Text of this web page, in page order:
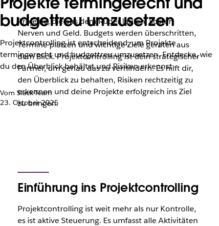
budgettreu umzusetzen
Projektcontrolling ist entscheidend, um Projekte
termingerecht und budgettreu umzusetzen. Entdecke, wie
du den Überblick behältst und Risiken erkennst
Vom Slack-Team
23. Oktober 2025
Projekte, die aus dem Ruder laufen, kosten
Nerven und Geld. Budgets werden überschritten,
Termine platzen und wichtige Ziele geraten aus
dem Blick. Projektcontrolling ist dein strategischer
Partner, um genau das zu verhindern. Es hilft dir,
den Überblick zu behalten, Risiken rechtzeitig zu
erkennen und deine Projekte erfolgreich ins Ziel
zu bringen.
Einführung ins Projektcontrolling
Projektcontrolling ist weit mehr als nur Kontrolle,
es ist aktive Steuerung. Es umfasst alle Aktivitäten